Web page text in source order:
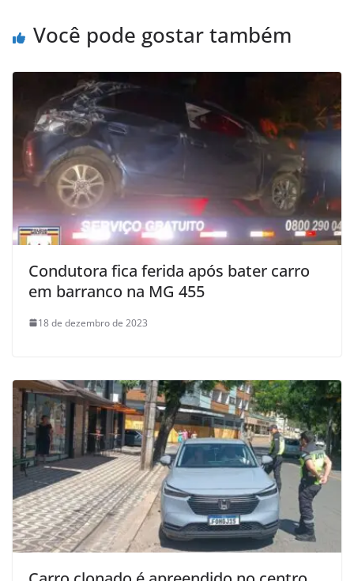
Você pode gostar também
Condutora fica ferida após bater carro
em barranco na MG 455
18 de dezembro de 2023